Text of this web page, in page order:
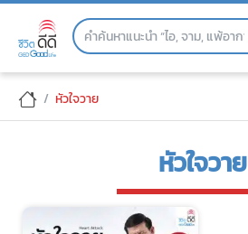
Skip
หัวใจวาย
หัวใจวาย